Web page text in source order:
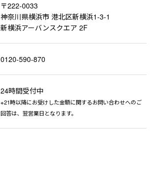
〒222-0033
神奈川県横浜市 港北区新横浜1-3-1
新横浜アーバンスクエア 2F
0120-590-870
24時間受付中
※21時以降にお受けした金額に関するお問い合わせへのご
回答は、翌営業日となります。